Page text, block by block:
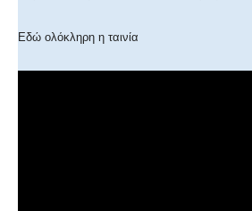
Εδώ ολόκληρη η ταινία